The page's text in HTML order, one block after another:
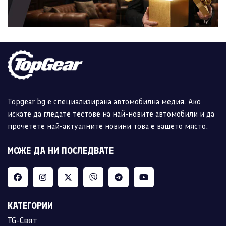
Topgear.bg е специализирана автомобилна медия. Ако
искате да гледате тестове на най-новите автомобили и да
прочетете най-актуалните новини това е вашето място.
МОЖЕ ДА НИ ПОСЛЕДВАТЕ
КАТЕГОРИИ
TG-Свят